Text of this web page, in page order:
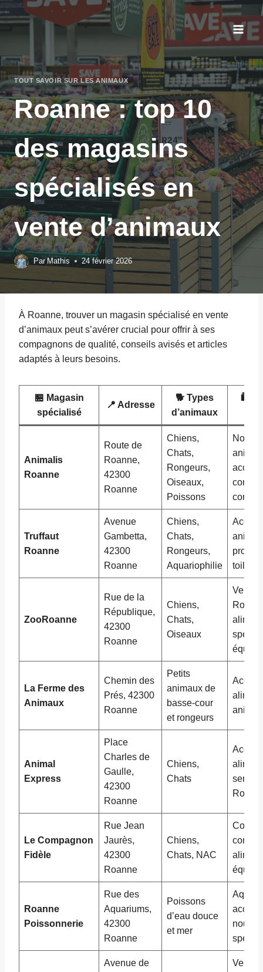
Aller
au
TOUT SAVOIR SUR LES ANIMAUX
Roanne : top 10
des magasins
spécialisés en
vente d’animaux
Par Mathis 24 février 2026
À Roanne, trouver un magasin spécialisé en vente
d’animaux peut s’avérer crucial pour offrir à ses
compagnons de qualité, conseils avisés et articles
adaptés à leurs besoins.
🏪 Magasin
spécialisé
📍 Adresse
🐕 Types
d’animaux
🛍️
Animalis
Roanne
Route de
Roanne,
42300
Roanne
Chiens,
Chats,
Rongeurs,
Oiseaux,
Poissons
Truffaut
Roanne
Avenue
Gambetta,
42300
Roanne
Chiens,
Chats,
Rongeurs,
Aquariophilie
ZooRoanne
Rue de la
République,
42300
Roanne
Chiens,
Chats,
Oiseaux
Vente
La Ferme des
Animaux
Chemin des
Prés, 42300
Roanne
Petits
animaux de
basse-cour
et rongeurs
Animal
Express
Place
Charles de
Gaulle,
42300
Roanne
Chiens,
Chats
Le Compagnon
Fidèle
Rue Jean
Jaurès,
42300
Roanne
Chiens,
Chats, NAC
Roanne
Poissonnerie
Rue des
Aquariums,
42300
Roanne
Poissons
d’eau douce
et mer
Avenue de
Vente